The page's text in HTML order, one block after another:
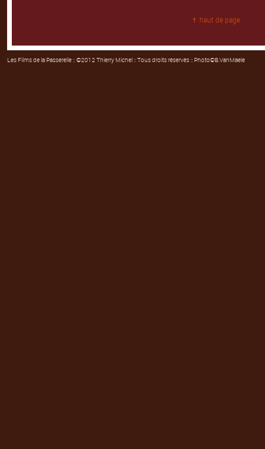
haut de page
Les Films de la Passerelle:: ©2012 Thierry Michel :: Tous droits réservés :: Photo©B.VanMaele